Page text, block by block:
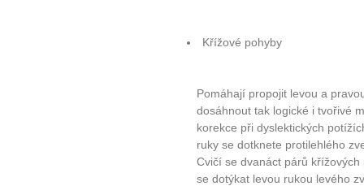
Křížové pohyby
Pomáhají propojit levou a
dosáhnout tak logické i tvořivé
korekce při dyslektických
ruky se dotknete protilehlého
Cvičí se dvanáct párů
se dotýkat levou rukou levého